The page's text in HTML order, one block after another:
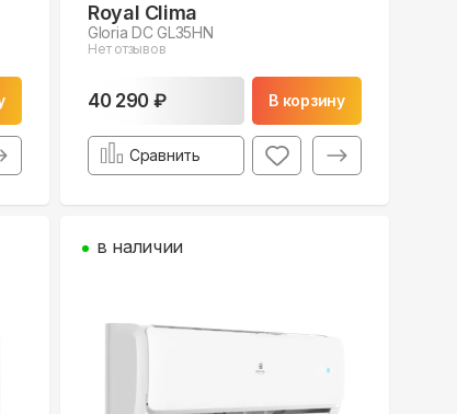
Royal Clima
Gloria DC GL35HN
Нет отзывов
40 290 ₽ В корзину
Сравнить
в наличии